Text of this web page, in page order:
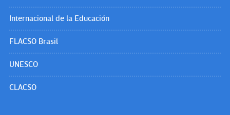
Internacional de la Educación
FLACSO Brasil
UNESCO
CLACSO